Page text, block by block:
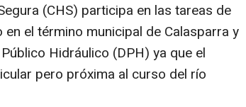
(CHS) participa en las tareas de
el término municipal de Calasparra y
Hidráulico (DPH) ya que el
pero próxima al curso del río